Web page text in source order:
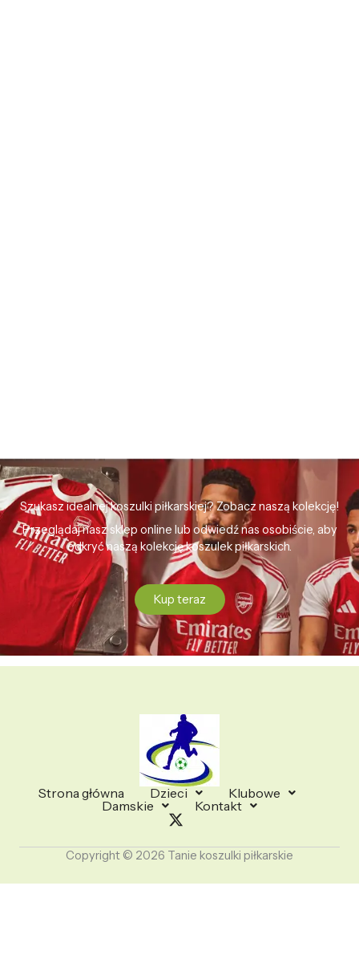
Szukasz idealnej koszulki piłkarskiej? Zobacz naszą kolekcję!
Przeglądaj nasz sklep online lub odwiedź nas osobiście, aby
odkryć naszą kolekcję koszulek piłkarskich.
Kup teraz
Strona główna Dzieci
Klubowe
Damskie
Kontakt
Copyright © 2026 Tanie koszulki piłkarskie